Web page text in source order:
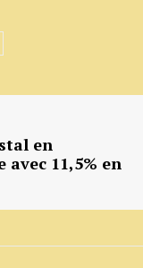
en
11,5% en